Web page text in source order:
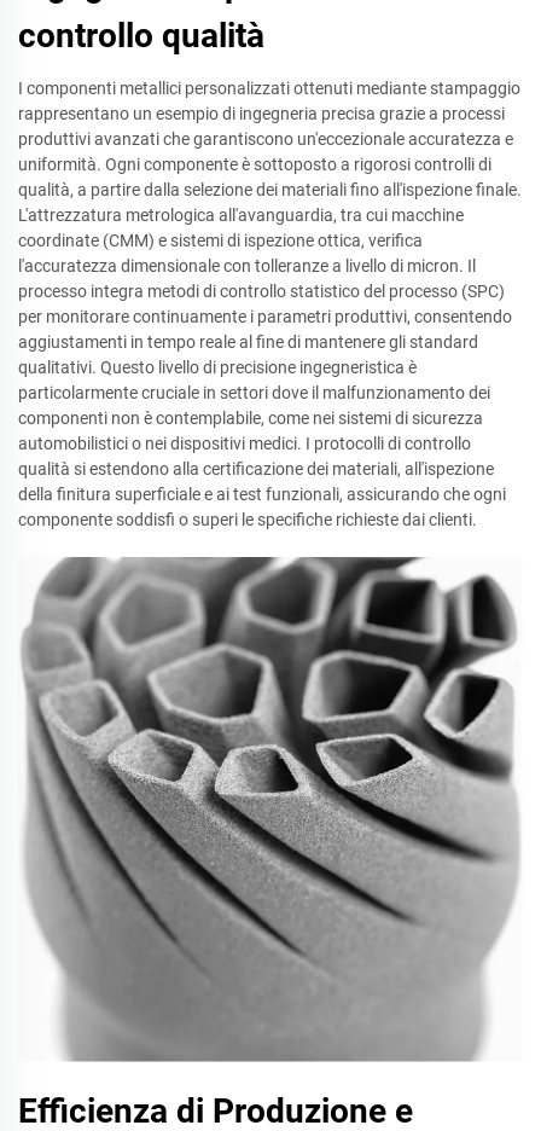
controllo qualità
I componenti metallici personalizzati ottenuti mediante stampaggio
rappresentano un esempio di ingegneria precisa grazie a processi
produttivi avanzati che garantiscono un'eccezionale accuratezza e
uniformità. Ogni componente è sottoposto a rigorosi controlli di
qualità, a partire dalla selezione dei materiali fino all'ispezione finale.
L'attrezzatura metrologica all'avanguardia, tra cui macchine
coordinate (CMM) e sistemi di ispezione ottica, verifica
l'accuratezza dimensionale con tolleranze a livello di micron. Il
processo integra metodi di controllo statistico del processo (SPC)
per monitorare continuamente i parametri produttivi, consentendo
aggiustamenti in tempo reale al fine di mantenere gli standard
qualitativi. Questo livello di precisione ingegneristica è
particolarmente cruciale in settori dove il malfunzionamento dei
componenti non è contemplabile, come nei sistemi di sicurezza
automobilistici o nei dispositivi medici. I protocolli di controllo
qualità si estendono alla certificazione dei materiali, all'ispezione
della finitura superficiale e ai test funzionali, assicurando che ogni
componente soddisfi o superi le specifiche richieste dai clienti.
Efficienza di Produzione e